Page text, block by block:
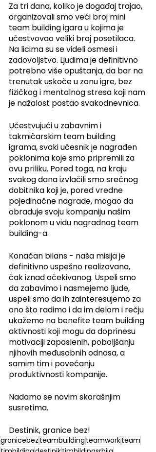
Za tri dana, koliko je događaj trajao,
organizovali smo veći broj mini
team building igara u kojima je
učestvovao veliki broj posetilaca.
Na licima su se videli osmesi i
zadovoljstvo. Ljudima je definitivno
potrebno više opuštanja, da bar na
trenutak uskoče u zonu igre, bez
fizičkog i mentalnog stresa koji nam
je nažalost postao svakodnevnica.
Učestvujući u zabavnim i
takmičarskim team building
igrama, svaki učesnik je nagrađen
poklonima koje smo pripremili za
ovu priliku. Pored toga, na kraju
svakog dana izvlačili smo srećnog
dobitnika koji je, pored vredne
pojedinačne nagrade, mogao da
obraduje svoju kompaniju našim
poklonom u vidu nagradnog team
building-a.
Konačan bilans - naša misija je
definitivno uspešno realizovana,
čak iznad očekivanog. Uspeli smo
da zabavimo i nasmejemo ljude,
uspeli smo da ih zainteresujemo za
ono što radimo i da im delom i rečju
ukažemo na benefite team building
aktivnosti koji mogu da doprinesu
motivaciji zaposlenih, poboljšanju
njihovih međusobnih odnosa, a
samim tim i povećanju
produktivnosti kompanije.
Nadamo se novim skorašnjim
susretima.
Destinik, granice bez!
granicebez teambuilding teamworkteam